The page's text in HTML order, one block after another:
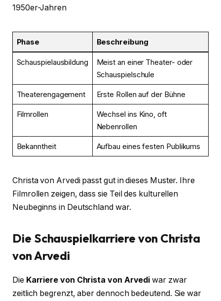
1950er-Jahren
Phase Beschreibung
Schauspielausbildung
Meist an einer Theater- oder
Schauspielschule
Theaterengagement Erste Rollen auf der Bühne
Filmrollen
Wechsel ins Kino, oft
Nebenrollen
Bekanntheit Aufbau eines festen Publikums
Christa von Arvedi passt gut in dieses Muster. Ihre
Filmrollen zeigen, dass sie Teil des kulturellen
Neubeginns in Deutschland war.
Die Schauspielkarriere von Christa
von Arvedi
Die Karriere von Christa von Arvedi war zwar
zeitlich begrenzt, aber dennoch bedeutend. Sie war